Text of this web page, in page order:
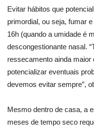
Evitar hábitos que
primordial, ou seja, fumar
16h (quando a umidade é
descongestionante nasal.
ressecamento ainda
potencializar eventuais
devemos evitar sempre”,
Mesmo dentro de casa, a
meses de tempo seco